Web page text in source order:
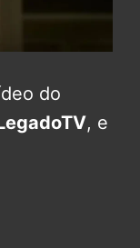
do
, e